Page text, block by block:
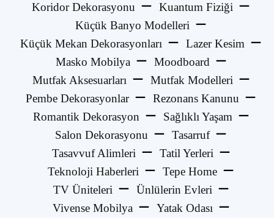
Koridor Dekorasyonu
Kuantum Fiziği
Küçük Banyo Modelleri
Küçük Mekan Dekorasyonları
Lazer Kesim
Masko Mobilya
Moodboard
Mutfak Aksesuarları
Mutfak Modelleri
Pembe Dekorasyonlar
Rezonans Kanunu
Romantik Dekorasyon
Sağlıklı Yaşam
Salon Dekorasyonu
Tasarruf
Tasavvuf Alimleri
Tatil Yerleri
Teknoloji Haberleri
Tepe Home
TV Üniteleri
Ünlülerin Evleri
Vivense Mobilya
Yatak Odası